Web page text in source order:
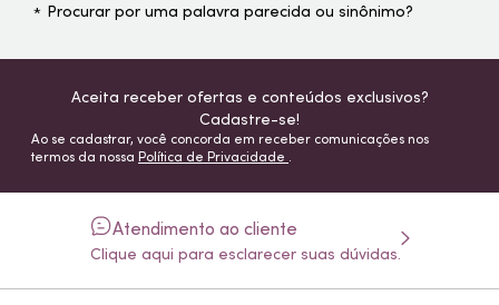
Procurar por uma palavra parecida ou sinônimo?
Aceita receber ofertas e conteúdos exclusivos?
Cadastre-se!
Ao se cadastrar, você concorda em receber comunicações nos
termos da nossa Política de Privacidade .
Atendimento ao cliente
Clique aqui para esclarecer suas dúvidas.